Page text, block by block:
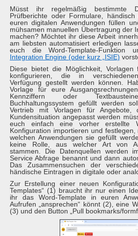
Müsst ihr regelmäßig bestimmte
Prüfberichte oder Formulare,
euren digitalen Anwendungen füllen
mühsamen manuellen Übertragung der
machen? Möchtet ihr diese Arbeit
am liebsten automatisiert erledigen
euch die Word-Template-Funktion
Integration Engine (oder kurz „ISIE)
Diese bietet die Möglichkeit,
konfigurieren, die in
Verfügung gestellt werden können.
Vorlage für eure
Kennziffern oder
Buchhaltungssystem gefüllt werden
Vertrieb mit Vorlagen für Angebote,
Kundensituation angepasst werden
euch einfach eine vorher erstellte
Konfiguration importieren und
welchen Anwendungen sie gefüllt
keine Rolle, aus welcher Art von
stammen. Die Datenquellen werden
Service Abfrage benannt und dann
Das Zusammensuchen der
händische Eintragen in digitale oder
Zur Erstellung einer neuen
Templates“ (1) braucht ihr nur einen
ihr das Word-Template in euren
Aufrufen „ansprechen“ könnt (2), eine
(3) und den Button „Pull bookmarks/